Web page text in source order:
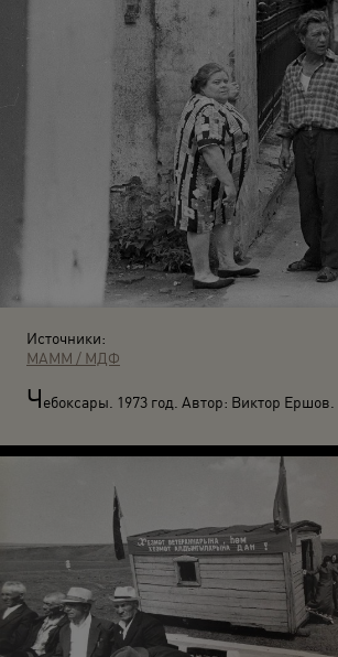
Источники:
МАММ / МДФ
Чебоксары. 1973 год. Автор: Виктор Ершов.